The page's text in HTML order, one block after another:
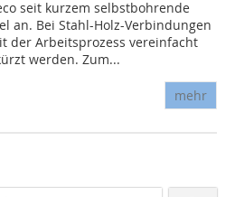
seit kurzem selbstbohrende
an. Bei Stahl-Holz-Verbindungen
der Arbeitsprozess vereinfacht
werden. Zum...
mehr